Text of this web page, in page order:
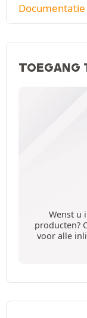
Documentatie
TOEGANG
Wenst u
producten?
voor alle